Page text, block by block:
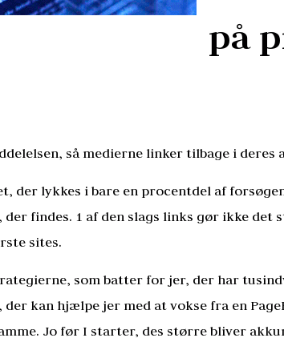
på
så medierne linker tilbage i deres
der lykkes i bare en procentdel af
findes. 1 af den slags links gør ikke det
sites.
som batter for jer, der har
kan hjælpe jer med at vokse fra en
Jo før I starter, des større bliver